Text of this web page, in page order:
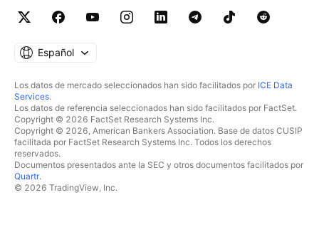
Español
Los datos de mercado seleccionados han sido facilitados por ICE Data
Services.
Los datos de referencia seleccionados han sido facilitados por FactSet.
Copyright © 2026 FactSet Research Systems Inc.
Copyright © 2026, American Bankers Association. Base de datos CUSIP
facilitada por FactSet Research Systems Inc. Todos los derechos
reservados.
Documentos presentados ante la SEC y otros documentos facilitados por
Quartr.
© 2026 TradingView, Inc.